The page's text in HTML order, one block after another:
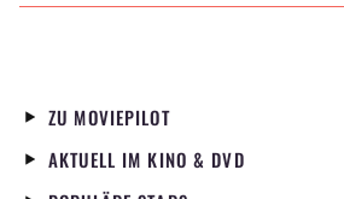
ZU MOVIEPILOT
AKTUELL IM KINO & DVD